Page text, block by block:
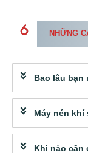
NHỮNG
Bao lâu bạn
Máy nén khí
Khi nào cần